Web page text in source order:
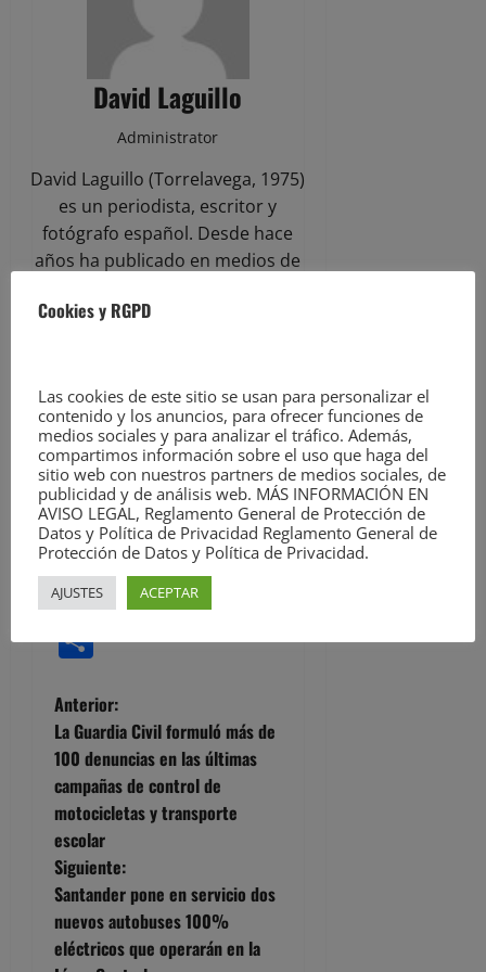
David Laguillo
Administrator
David Laguillo (Torrelavega, 1975)
es un periodista, escritor y
fotógrafo español. Desde hace
años ha publicado en medios de
local, tanto en publicaciones
ilustrado libros y artículos
periodísticos. Más información en
https://davidlaguillo.com/biografia/
Visitar el sitio web
Ver todas las entradas
Facebook
TwitterMeneame
Compartir
N
a
v
e
g
a
Anterior:
La Guardia Civil formuló más de
100 denuncias en las últimas
campañas de control de
motocicletas y transporte
escolar
Siguiente:
Santander pone en servicio dos
nuevos autobuses 100%
eléctricos que operarán en la
Cookies y RGPD
Las cookies de este sitio se usan para personalizar el
contenido y los anuncios, para ofrecer funciones de
medios sociales y para analizar el tráfico. Además,
compartimos información sobre el uso que haga del
sitio web con nuestros partners de medios sociales, de
publicidad y de análisis web. MÁS INFORMACIÓN EN
AVISO LEGAL, Reglamento General de Protección de
Datos y Política de Privacidad Reglamento General de
Protección de Datos y Política de Privacidad.
AJUSTES ACEPTAR